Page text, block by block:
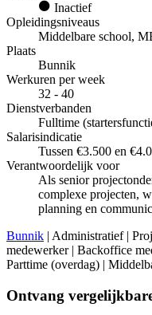
Inactief
Opleidingsniveaus
Middelbare school,
Plaats
Bunnik
Werkuren per week
32 - 40
Dienstverbanden
Fulltime
Salarisindicatie
Tussen €3.500 en
Verantwoordelijk voor
Als senior
complexe projecten,
planning en
Bunnik | Administratief |
medewerker | Backoffice
Parttime (overdag) |
Ontvang